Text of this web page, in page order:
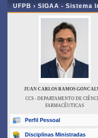
UFPB › SIGAA - Sistema
JUAN CARLOS RAMOS
CCS - DEPARTAMENTO DE
FARMACÊUTICAS
Perfil Pessoal
Disciplinas Ministradas